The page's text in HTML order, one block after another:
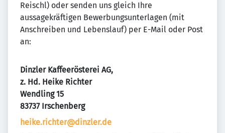
Reischl) oder senden uns gleich Ihre
aussagekräftigen Bewerbungsunterlagen (mit
Anschreiben und Lebenslauf) per E-Mail oder Post
an:
Dinzler Kaffeerösterei AG,
z. Hd. Heike Richter
Wendling 15
83737 Irschenberg
heike.richter@dinzler.de